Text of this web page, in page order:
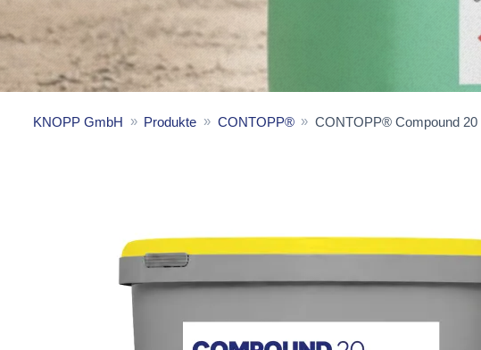
KNOPP GmbH Produkte CONTOPP® CONTOPP® Compound 20